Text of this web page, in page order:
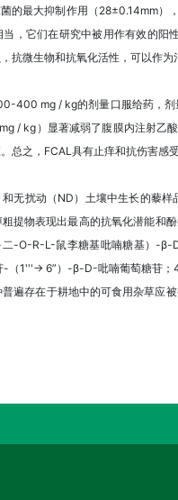
的最大抑制作用（28±0.14mm）
，它们在研究中被用作有效的
抗微生物和抗氧化活性，可以作为
400 mg / kg的剂量口服给药，
/ kg）显著减弱了腹膜内注射乙
总之，FCAL具有止痒和抗伤害感
无扰动（ND）土壤中生长的藜
提物表现出最高的抗氧化潜能和
-O-R-L-鼠李糖基吡喃糖基）-
1'''-> 6”）-β-D-吡喃葡萄糖苷
遍存在于耕地中的可食用杂草应